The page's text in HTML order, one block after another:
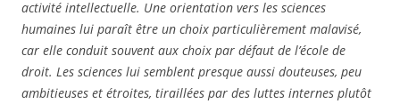
activité intellectuelle. Une orientation vers les sciences
humaines lui paraît être un choix particulièrement malavisé,
car elle conduit souvent aux choix par défaut de l’école de
droit. Les sciences lui semblent presque aussi douteuses, peu
ambitieuses et étroites, tiraillées par des luttes internes plutôt